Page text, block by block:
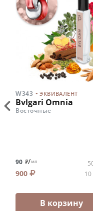
W343 . ЭКВИВАЛЕНТ
Bvlgari Omnia
Восточные
90 /мл
900
В корзину